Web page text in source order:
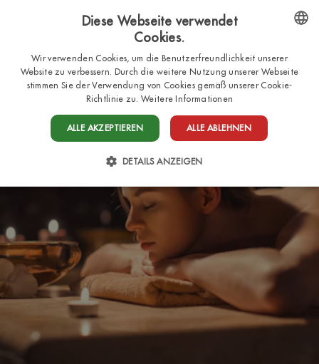
ITALIAN
Diese Webseite verwendet
Cookies.
Wir verwenden Cookies, um die Benutzerfreundlichkeit unserer
Website zu verbessern. Durch die weitere Nutzung unserer Webseite
stimmen Sie der Verwendung von Cookies gemäß unserer Cookie-
Richtlinie zu. Weitere Informationen
ALLE AKZEPTIEREN ALLE ABLEHNEN
DETAILS ANZEIGEN